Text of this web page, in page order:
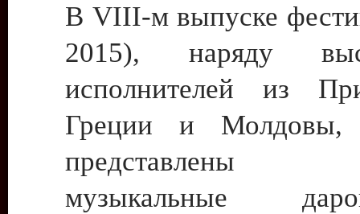
В VIII-м выпуске
2015), наряду
исполнителей из
Греции и Молдовы,
представлены
музыкальные